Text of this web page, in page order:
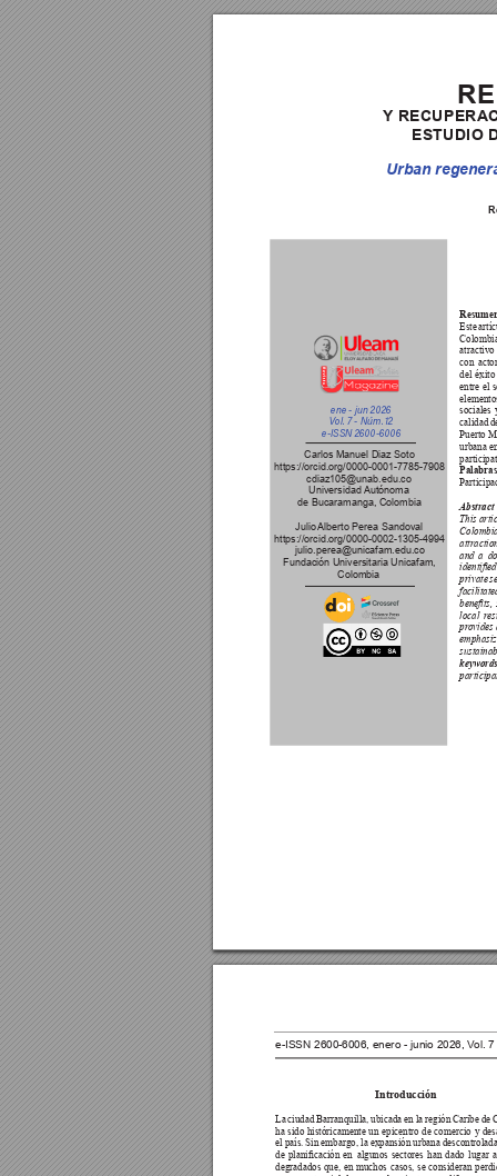
ene - jun 2026
Vol. 7 - Núm. 12
e-ISSN 2600-6006
Y
ESTUDIO
Urban
Este
con
del éxito
entre el
sociales
calidad
Puerto
urbana
Abstract
This
and a
private
benets,
local r
provides
Carlos Manuel Diaz Soto
https://orcid.org/0000-0001-7785-7908
cdiaz105@unab.edu.co
Universidad Autónoma
de Bucaramanga, Colombia
Julio Alberto Perea Sandoval
https://orcid.org/0000-0002-1305-4994
julio.perea@unicafam.edu.co
Fundación Universitaria Unicafam,
Colombia
e-ISSN 2600-6006, enero - junio 2026, Vol. 7
Introducción
La ciudad Barranquilla, ubicada en la región Caribe de
ha sido históricamente un epicentro de comercio y
el país. Sin embargo, la expansión urbana
de planicación en algunos sectores han dado lugar
degradados que, en muchos casos, se consideran